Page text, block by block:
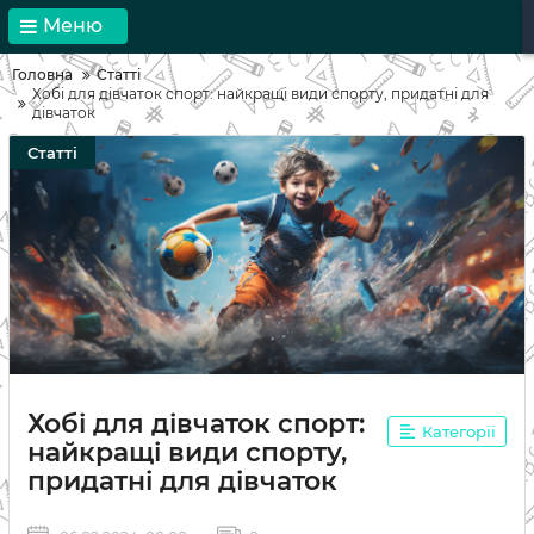
Меню
Головна
Статті
Хобі для дівчаток спорт: найкращі види спорту, придатні для
дівчаток
Статті
Хобі для дівчаток спорт:
найкращі види спорту,
придатні для дівчаток
Категорії